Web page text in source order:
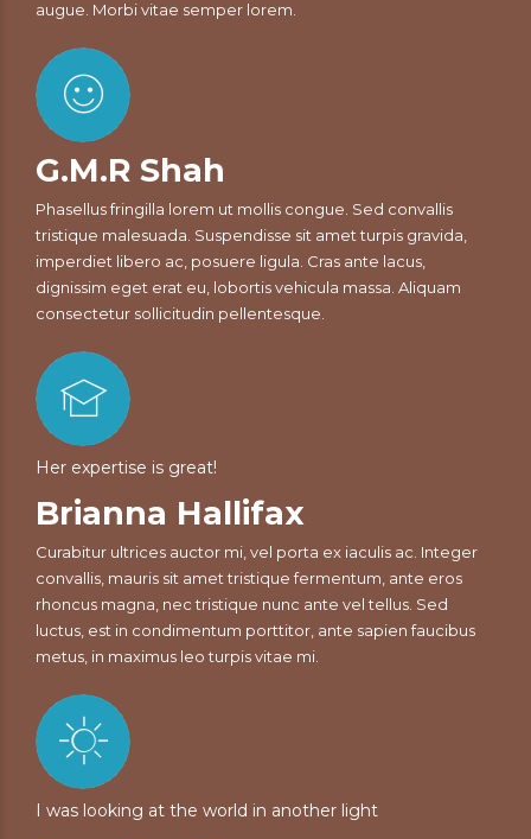
augue. Morbi vitae semper lorem.
G.M.R Shah
Phasellus fringilla lorem ut mollis congue. Sed convallis
tristique malesuada. Suspendisse sit amet turpis gravida,
imperdiet libero ac, posuere ligula. Cras ante lacus,
dignissim eget erat eu, lobortis vehicula massa. Aliquam
consectetur sollicitudin pellentesque.
Her expertise is great!
Brianna Hallifax
Curabitur ultrices auctor mi, vel porta ex iaculis ac. Integer
convallis, mauris sit amet tristique fermentum, ante eros
rhoncus magna, nec tristique nunc ante vel tellus. Sed
luctus, est in condimentum porttitor, ante sapien faucibus
metus, in maximus leo turpis vitae mi.
I was looking at the world in another light